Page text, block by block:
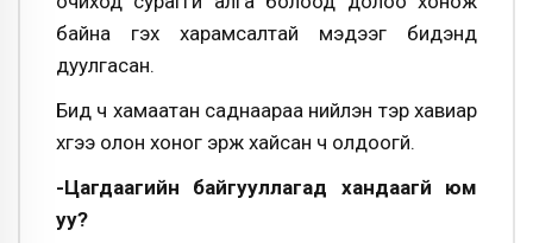
байна гэх харамсалтай мэдээг бидэнд
дуулгасан.
Бид ч хамаатан саднаараа нийлэн тэр хавиар
хүүгээ олон хоног эрж хайсан ч олдоогүй.
-Цагдаагийн байгууллагад хандаагүй юм
уу?